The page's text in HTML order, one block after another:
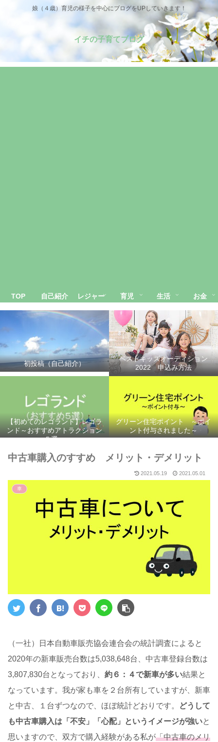
娘（４歳）育児の様子を中心にブログをUPしていきます！
イチの子育てブログ
TOP 自己紹介 レジャー 育児 生活 お金
初投稿（自己紹介）
ベストキッズオーディション
2022 申込み方法
【初めてのレゴランド】レゴラ
ンド～おすすめアトラクション
５選～
グリーン住宅ポイント ～ポイ
ント付与されました～
中古車購入のすすめ メリット・デメリット
2021.05.19 2021.05.01
車
（一社）日本自動車販売協会連合会の統計調査によると
2020年の新車販売台数は5,038,648台、中古車登録台数は
3,807,830台となっており、 約６：４で新車が多い結果と
なっています。我が家も車を２台所有していますが、新車
と中古、１台ずつなので、ほぼ統計どおりです。
どうして
も中古車購入は「不安」「心配」というイメージが強いと
思いますので、双方で購入経験がある私が「中古車のメリ